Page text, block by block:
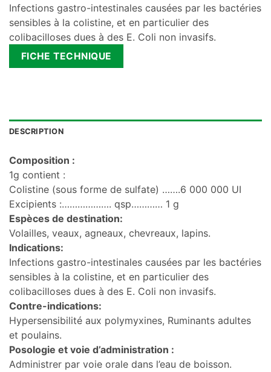
Infections gastro-intestinales causées par les bactéries
sensibles à la colistine, et en particulier des
colibacilloses dues à des E. Coli non invasifs.
FICHE TECHNIQUE
DESCRIPTION
Composition :
1g contient :
Colistine (sous forme de sulfate) …….6 000 000 UI
Excipients :………………. qsp………… 1 g
Espèces de destination:
Volailles, veaux, agneaux, chevreaux, lapins.
Indications:
Infections gastro-intestinales causées par les bactéries
sensibles à la colistine, et en particulier des
colibacilloses dues à des E. Coli non invasifs.
Contre-indications:
Hypersensibilité aux polymyxines, Ruminants adultes
et poulains.
Posologie et voie d’administration :
Administrer par voie orale dans l’eau de boisson.